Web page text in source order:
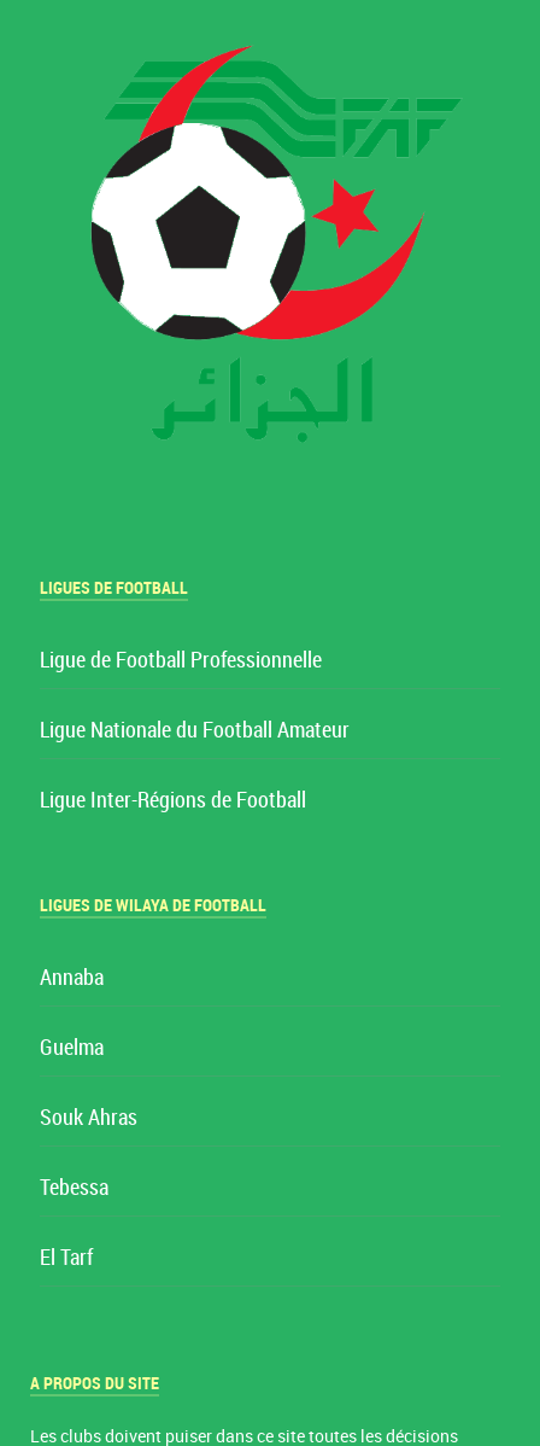
LIGUES DE FOOTBALL
Ligue de Football Professionnelle
Ligue Nationale du Football Amateur
Ligue Inter-Régions de Football
LIGUES DE WILAYA DE FOOTBALL
Annaba
Guelma
Souk Ahras
Tebessa
El Tarf
A PROPOS DU SITE
Les clubs doivent puiser dans ce site toutes les décisions